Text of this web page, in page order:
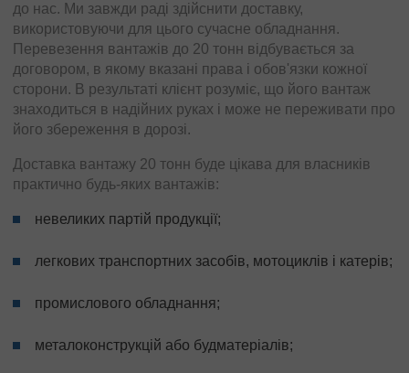
до нас. Ми завжди раді здійснити доставку,
використовуючи для цього сучасне обладнання.
Перевезення вантажів до 20 тонн відбувається за
договором, в якому вказані права і обов'язки кожної
сторони. В результаті клієнт розуміє, що його вантаж
знаходиться в надійних руках і може не переживати про
його збереження в дорозі.
Доставка вантажу 20 тонн буде цікава для власників
практично будь-яких вантажів:
невеликих партій продукції;
легкових транспортних засобів, мотоциклів і катерів;
промислового обладнання;
металоконструкцій або будматеріалів;